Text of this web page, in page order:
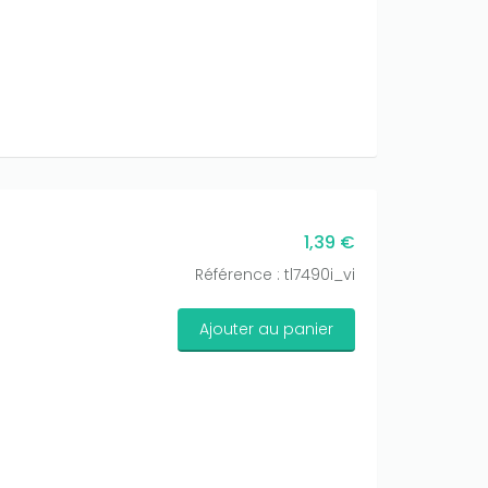
1,39 €
Référence : tl7490i_vi
Ajouter au panier